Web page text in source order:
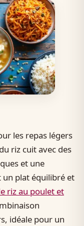
les repas légers
riz cuit avec des
et une
plat équilibré et
riz au poulet et
idéale pour un